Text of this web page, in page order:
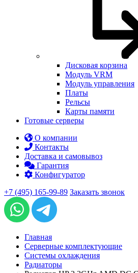
Дисковая корзина
Модуль VRM
Модуль управления
Платы
Рельсы
Карты памяти
Готовые серверы
О компании
Контакты
Доставка и самовывоз
Гарантия
Конфигуратор
+7 (495) 165-99-89 Заказать звонок
Главная
Серверные комплектующие
Системы охлаждения
Радиаторы